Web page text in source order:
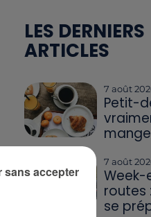
LES DERNIERS
ARTICLES
7 août
Petit-
7 août
Week-
routes
se
sans accepter